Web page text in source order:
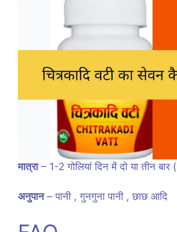
मात्रा– 1-2 गोलियां दिन में दो या तीन
अनुपान– पानी , गुनगुना पानी , छाछ आदि